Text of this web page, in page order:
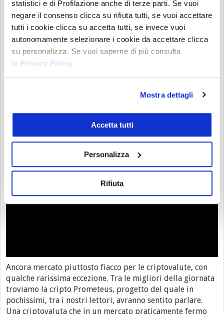
statistici e di Profilazione anche di terze parti. Se vuoi
negare il consenso clicca su rifiuta tutti, se vuoi accettare
tutti i cookie clicca su accetta tutti, se invece vuoi
autonomamente selezionare i cookie da accettare clicca
su personalizza. Se vuoi saperne di più consulta
la Privacy Policy.
Mostra dettagli
Accetta tutti
Personalizza
Rifiuta
C'è una nuova criptovaluta a fare capolino tra le prime
100 per capitalizzazione di mercato. XDC, ticker di XinFin,
progetto su blockchain ibrida che sta guadagnando -
secondo i suoi fan finalmente - valori importanti sul
mercato. Un progetto che analizzeremo oggi nel corso di
una prima indagine conoscitiva, per una blockchain ibrida
che promette di ...
perché sta crescendo
Gianluca Grossi 18/06/21 8:58 News 0
Ancora mercato piuttosto fiacco per le criptovalute, con
qualche rarissima eccezione. Tra le migliori della giornata
troviamo la cripto Prometeus, progetto del quale in
pochissimi, tra i nostri lettori, avranno sentito parlare.
Una criptovaluta che in un mercato praticamente fermo